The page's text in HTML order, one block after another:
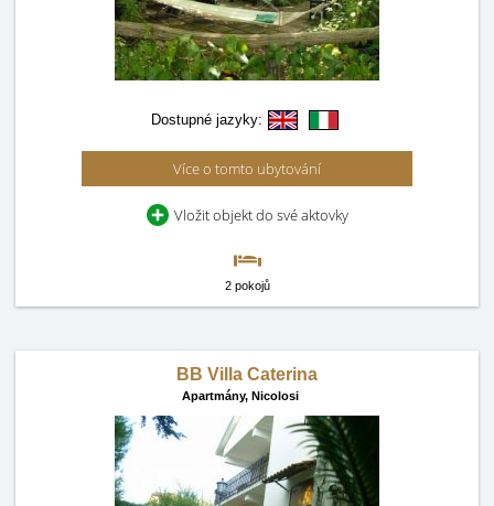
Dostupné jazyky:
Více o tomto ubytování
Vložit objekt do své aktovky
2 pokojů
BB Villa Caterina
Apartmány, Nicolosi